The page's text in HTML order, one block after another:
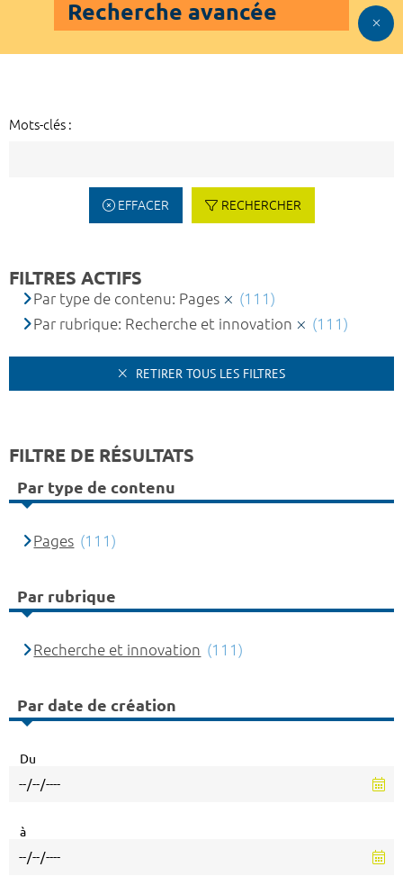
Recherche avancée
Mots-clés :
EFFACER RECHERCHER
FILTRES ACTIFS
Par type de contenu: Pages
(111)
Par rubrique: Recherche et innovation
(111)
RETIRER TOUS LES FILTRES
FILTRE DE RÉSULTATS
Par type de contenu
Pages (111)
Par rubrique
Recherche et innovation (111)
Par date de création
Du
à